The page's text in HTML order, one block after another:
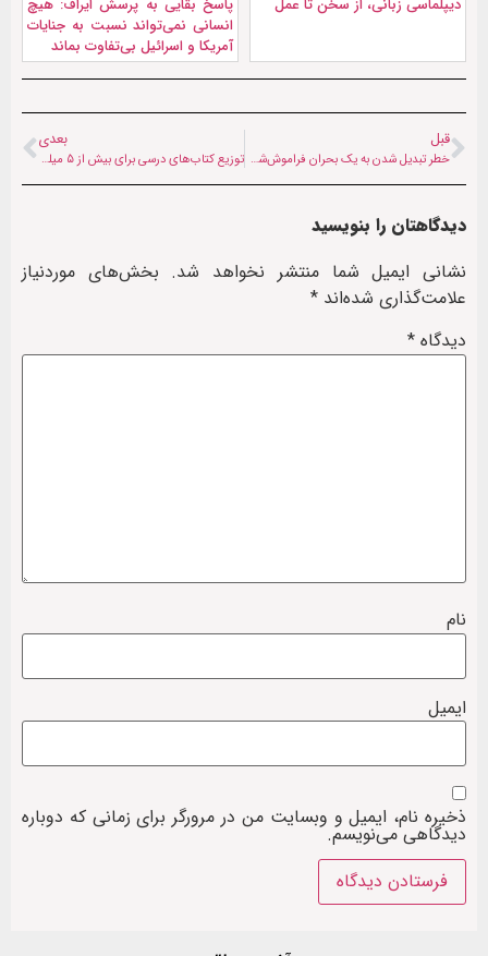
دیپلماسی زبانی، از سخن تا عمل
پاسخ بقایی به پرسش ایراف: هیچ
انسانی نمی‌تواند نسبت به جنایات
آمریکا و اسرائیل بی‌تفاوت بماند
قبل
خطر تبدیل شدن به یک بحران فراموش‌شده، افغانستان را تهدید می‌کند
بعدی
توزیع کتاب‌های درسی برای بیش از ۵ میلیون دانش‌آموزش افغان
دیدگاهتان را بنویسید
نشانی ایمیل شما منتشر نخواهد شد. بخش‌های موردنیاز
علامت‌گذاری شده‌اند *
دیدگاه *
نام
ایمیل
ذخیره نام، ایمیل و وبسایت من در مرورگر برای زمانی که دوباره
دیدگاهی می‌نویسم.